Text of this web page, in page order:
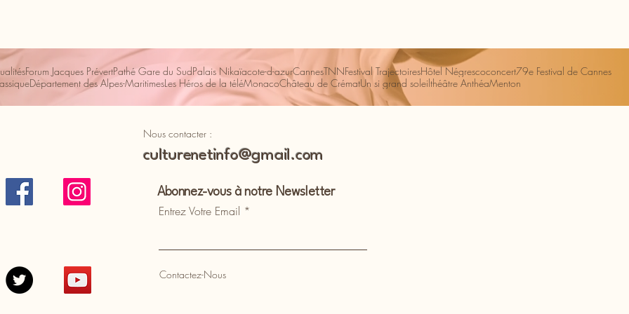
Forum Jacques PrévertPathé Gare du SudPalais Nikaïacote-d-azurCannesTNNFestival TrajectoiresHôtel Négrescoconcert79e Festival de Cannes
Département des Alpes-MaritimesLes Héros de la téléMonacoChâteau de CrématUn si grand soleilthéâtre AnthéaMenton
Nous contacter :
culturenetinfo@gmail.com
Abonnez-vous à notre Newsletter
Entrez Votre Email
Contactez-Nous